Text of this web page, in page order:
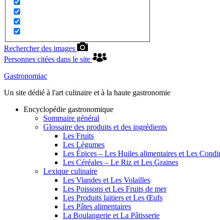
Rechercher des images
Personnes citées dans le site
Gastronomiac
Un site dédié à l'art culinaire et à la haute gastronomie
Encyclopédie gastronomique
Sommaire général
Glossaire des produits et des ingrédients
Les Fruits
Les Légumes
Les Épices – Les Huiles alimentaires et Les
Les Céréales – Le Riz et Les Graines
Lexique culinaire
Les Viandes et Les Volailles
Les Poissons et Les Fruits de mer
Les Produits laitiers et Les Œufs
Les Pâtes alimentaires
La Boulangerie et La Pâtisserie